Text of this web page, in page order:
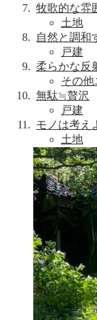
牧歌的な雰
土地
自然と調和
戸建
柔らかな反
その他
無駄≒贅沢
戸建
モノは考え
土地